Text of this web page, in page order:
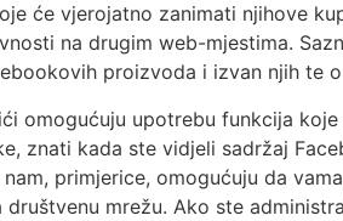
će vjerojatno zanimati njihove
na drugim web-mjestima.
proizvoda i izvan njih te
omogućuju upotrebu funkcija
znati kada ste vidjeli sadržaj
primjerice, omogućuju da
mrežu. Ako ste